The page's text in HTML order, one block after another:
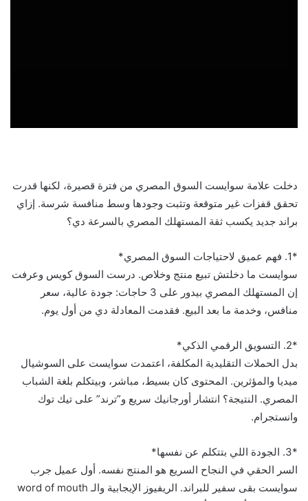
دخلت علامة سوايست السوق المصري من فترة قصيرة، لكنها قدرت
تحقق قفزات غير متوقعة وتثبت وجودها وسط منافسة شرسة. إزاي
براند جديد يكسب ثقة المستهلك المصري بالسرعة دي؟
*1. فهم عميق لاحتياجات السوق المصري*
سوايست ما دخلتش تبيع منتج وخلاص. درست السوق كويس وعرفت
إن المستهلك المصري بيدور على 3 حاجات: جودة عالية، سعر
منافس، وخدمة ما بعد البيع. فقدمت المعادلة دي من أول يوم.
*2. التسويق الرقمي الذكي*
بدل الحملات التقليدية المكلفة، اعتمدت سوايست على السوشيال
ميديا والمؤثرين. المحتوى كان بسيط، مباشر، وبيتكلم بلغة الشباب
المصري. النتيجة؟ انتشار أورجانيك سريع و”ترند” على تيك توك
وانستجرام.
*3. الجودة اللي بتتكلم عن نفسها*
السر الحقي في النجاح السريع هو المنتج نفسه. أول عميل جرب
سوايست بقى سفير للبراند. الريفيوز الإيجابية والـ word of mouth